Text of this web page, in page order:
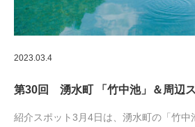
2023.03.4
第30回 湧水町 「竹中池」＆周辺
紹介スポット3月4日は、湧水町の「竹中